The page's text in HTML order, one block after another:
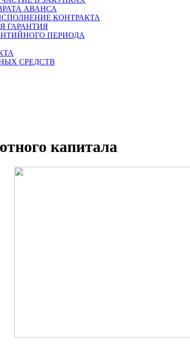
АВАНСА
КОНТРАКТА
ГАРАНТИЯ
ПЕРИОДА
СРЕДСТВ
капитала